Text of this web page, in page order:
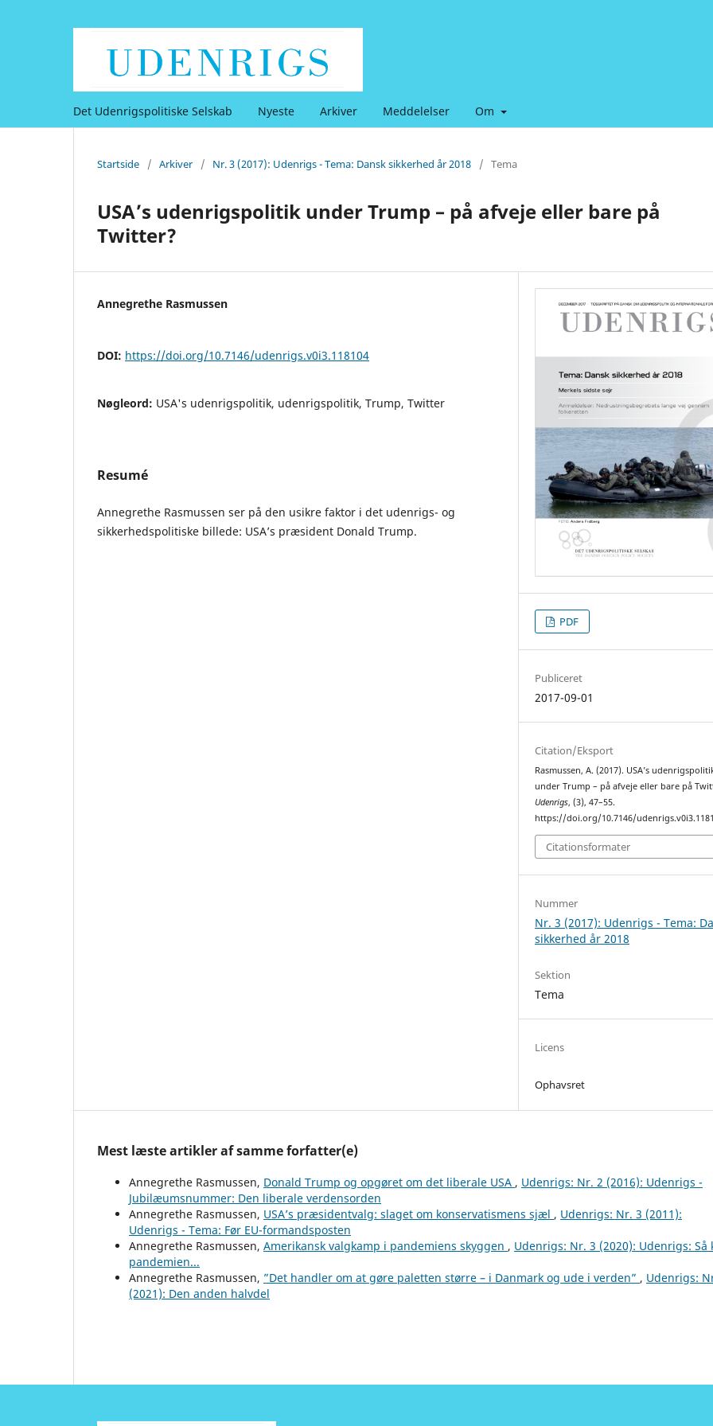
Det Udenrigspolitiske Selskab Nyeste Arkiver Meddelelser Om
Startside / Arkiver / Nr. 3 (2017): Udenrigs - Tema: Dansk sikkerhed år 2018 / Tema
USA’s udenrigspolitik under Trump – på afveje eller bare på
Twitter?
Annegrethe Rasmussen
DOI: https://doi.org/10.7146/udenrigs.v0i3.118104
Nøgleord: USA's udenrigspolitik, udenrigspolitik, Trump, Twitter
Resumé
Annegrethe Rasmussen ser på den usikre faktor i det udenrigs- og
sikkerhedspolitiske billede: USA’s præsident Donald Trump.
PDF
Publiceret
2017-09-01
Citation/Eksport
Rasmussen, A. (2017). USA’s
under Trump – på afveje eller bare på
Udenrigs, (3), 47–55.
https://doi.org/10.7146/
Citationsformater
Nummer
Nr. 3 (2017): Udenrigs - Tema:
sikkerhed år 2018
Sektion
Tema
Licens
Ophavsret
Mest læste artikler af samme forfatter(e)
Annegrethe Rasmussen, Donald Trump og opgøret om det liberale USA , Udenrigs: Nr. 2 (2016): Udenrigs -
Jubilæumsnummer: Den liberale verdensorden
Annegrethe Rasmussen, USA’s præsidentvalg: slaget om konservatismens sjæl , Udenrigs: Nr. 3 (2011):
Udenrigs - Tema: Før EU-formandsposten
Annegrethe Rasmussen, Amerikansk valgkamp i pandemiens skyggen , Udenrigs: Nr. 3 (2020): Udenrigs: Så
pandemien...
Annegrethe Rasmussen, ”Det handler om at gøre paletten større – i Danmark og ude i verden” , Udenrigs:
(2021): Den anden halvdel